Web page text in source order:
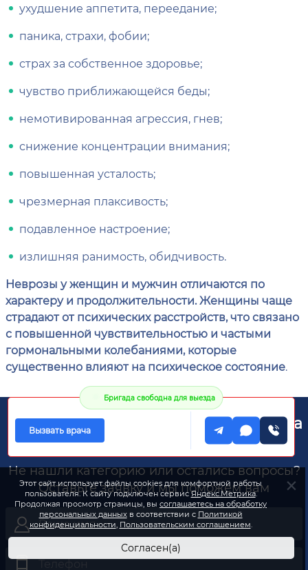
ухудшение аппетита, переедание;
паника, страхи, фобии;
страх за собственное здоровье;
чувство приближающейся беды;
немотивированная агрессия, гнев;
снижение концентрации внимания;
повышенная усталость;
чрезмерная плаксивость;
подавленное настроение;
излишняя ранимость, обидчивость.
Неврозы у женщин и мужчин отличаются по
характеру и продолжительности. Женщины чаще
страдают от психических расстройств, что связано
с повышенной чувствительностью и частыми
гормональными колебаниями, которые
существенно влияют на психическое состояние.
Получите консультацию специалиста
Не нашли категорию или остались вопросы?
Оставьте заявку и мы поможем вам
Этот сайт использует файлы cookies для комфортной работы
пользователя. К сайту подключен сервисЯндекс.Метрика.
Продолжая просмотр страницы, высоглашаетесь на обработку
персональных данныхв соответствии с Политикой
конфиденциальности, Пользовательским соглашением.
Согласен(а)
Бригада свободна для выезда
Вызвать врача